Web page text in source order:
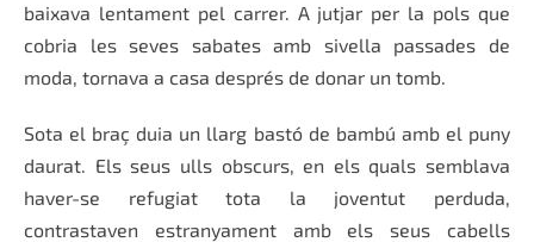
baixava lentament pel carrer. A jutjar per la pols que
cobria les seves sabates amb sivella passades de
moda, tornava a casa després de donar un tomb.
Sota el braç duia un llarg bastó de bambú amb el puny
daurat. Els seus ulls obscurs, en els quals semblava
haver-se refugiat tota la joventut perduda,
contrastaven estranyament amb els seus cabells